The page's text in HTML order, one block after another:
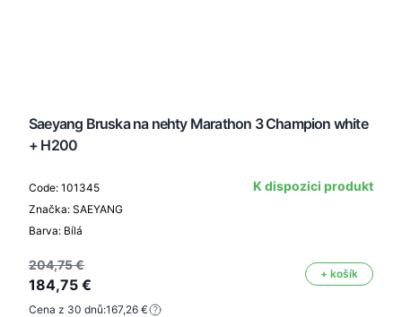
Saeyang Bruska na nehty Marathon 3 Champion white
+ H200
Code: 101345
Značka: SAEYANG
Barva: Bílá
K dispozici produkt
204,75 €
184,75 €
+ košík
Cena z 30 dnů:167,26 €